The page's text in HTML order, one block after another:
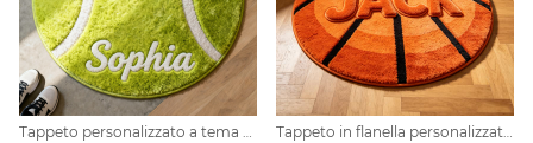
Tappeto personalizzato a tema tennis Tappeto in flanella personalizzato a tema basket